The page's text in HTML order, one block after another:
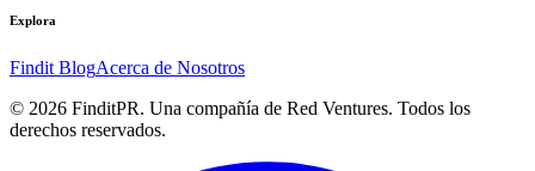
Explora
Findit BlogAcerca de Nosotros
© 2026 FinditPR. Una compañía de Red Ventures. Todos los
derechos reservados.